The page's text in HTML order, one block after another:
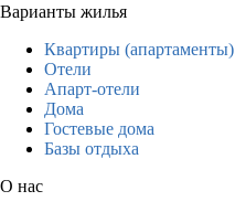
Варианты жилья
Квартиры (апартаменты)
Отели
Апарт-отели
Дома
Гостевые дома
Базы отдыха
О нас